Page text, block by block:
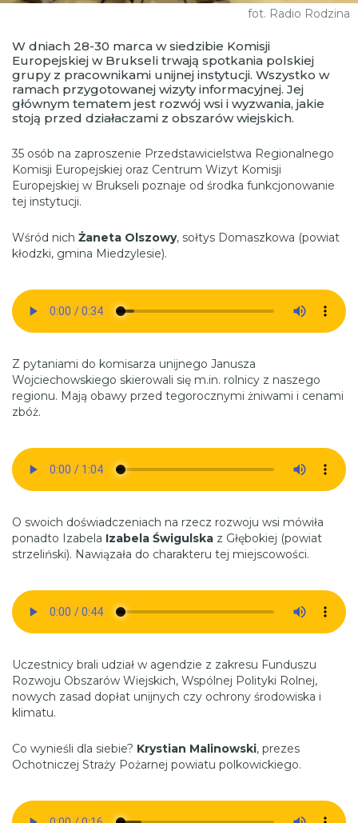
fot. Radio Rodzina
W dniach 28-30 marca w siedzibie Komisji
Europejskiej w Brukseli trwają spotkania polskiej
grupy z pracownikami unijnej instytucji. Wszystko w
ramach przygotowanej wizyty informacyjnej. Jej
głównym tematem jest rozwój wsi i wyzwania, jakie
stoją przed działaczami z obszarów wiejskich.
35 osób na zaproszenie Przedstawicielstwa Regionalnego
Komisji Europejskiej oraz Centrum Wizyt Komisji
Europejskiej w Brukseli poznaje od środka funkcjonowanie
tej instytucji.
Wśród nich Żaneta Olszowy, sołtys Domaszkowa (powiat
kłodzki, gmina Miedzylesie).
Z pytaniami do komisarza unijnego Janusza
Wojciechowskiego skierowali się m.in. rolnicy z naszego
regionu. Mają obawy przed tegorocznymi żniwami i cenami
zbóż.
O swoich doświadczeniach na rzecz rozwoju wsi mówiła
ponadto Izabela Izabela Świgulska z Głębokiej (powiat
strzeliński). Nawiązała do charakteru tej miejscowości.
Uczestnicy brali udział w agendzie z zakresu Funduszu
Rozwoju Obszarów Wiejskich, Wspólnej Polityki Rolnej,
nowych zasad dopłat unijnych czy ochrony środowiska i
klimatu.
Co wynieśli dla siebie? Krystian Malinowski, prezes
Ochotniczej Straży Pożarnej powiatu polkowickiego.